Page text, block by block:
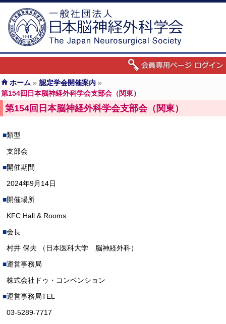
ホーム » 認定学会開催案内 »
第154回日本脳神経外科学会支部会（関東）
第154回日本脳神経外科学会支部会（関東）
類型
支部会
開催期間
2024年9月14日
開催場所
KFC Hall & Rooms
会長
村井 保夫 （日本医科大学 脳神経外科）
運営事務局
株式会社ドゥ・コンベンション
運営事務局TEL
03-5289-7717